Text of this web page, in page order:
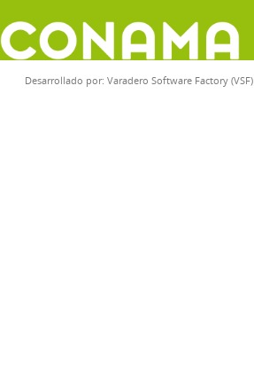
Desarrollado por: Varadero Software Factory (VSF)